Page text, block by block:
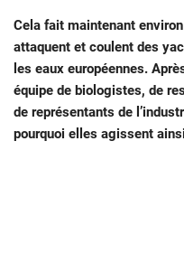
Cela fait maintenant
attaquent et coulent des
les eaux européennes.
équipe de biologistes, de
de représentants de
pourquoi elles agissent